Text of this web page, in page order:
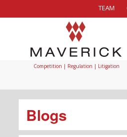
TEAM
Competition | Regulation | Litigation
Blogs